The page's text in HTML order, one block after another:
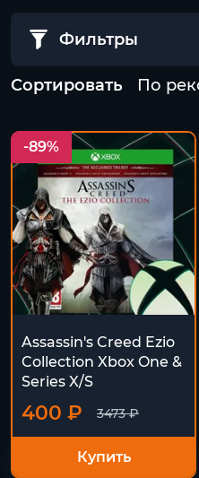
Фильтры
Сортировать По
-89%
Assassin's Creed Ezio
Collection Xbox One &
Series X/S
3473 ₽
400 ₽
Купить